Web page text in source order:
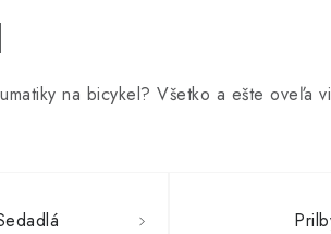
na bicykel? Všetko a ešte oveľa